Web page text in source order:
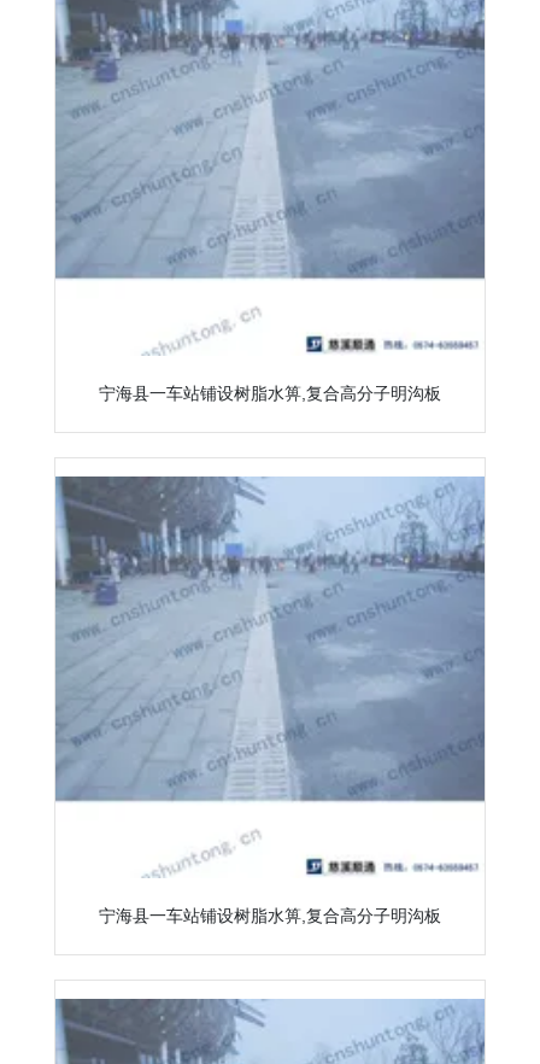
宁海县一车站铺设树脂水箅,复合高分子明沟板
宁海县一车站铺设树脂水箅,复合高分子明沟板